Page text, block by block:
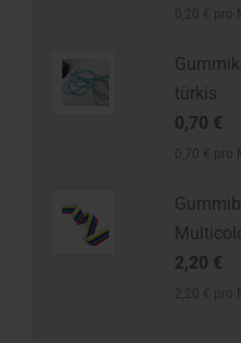
türkis
0,70 €
2,20 €